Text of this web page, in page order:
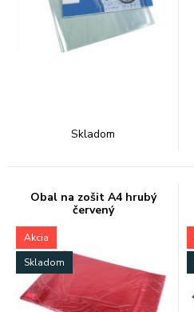
Skladom
Obal na zošit A4 hrubý
červený
Akcia
Skladom